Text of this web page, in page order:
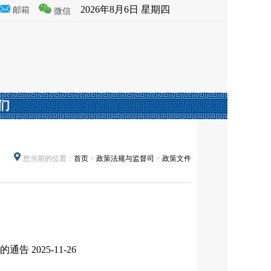
邮箱 微信 2026年8月6日 星期四
您当前的位置： 首页 > 政策法规与监督司 > 政策文件
通告 2025-11-26